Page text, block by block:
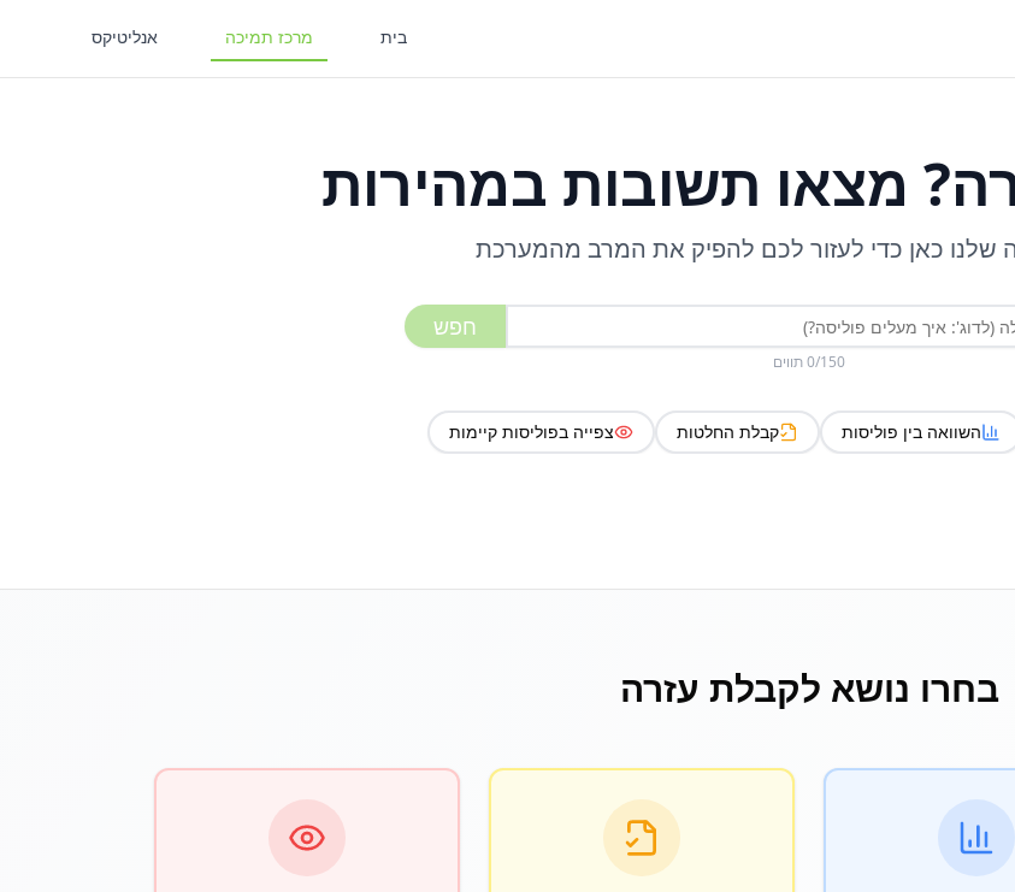
בית מרכז תמיכה אנליטיקס
מצאו תשובות במהירות
שלנו כאן כדי לעזור לכם להפיק את המרב מהמערכת
חפש
0/150 תווים
השוואה בין פוליסות קבלת החלטות צפייה בפוליסות קיימות
בחרו נושא לקבלת עזרה